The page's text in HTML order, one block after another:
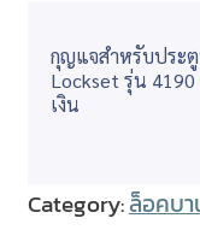
กุญแจสำหรับประ
Lockset รุ่น
เงิน
Category:ล็อคบ